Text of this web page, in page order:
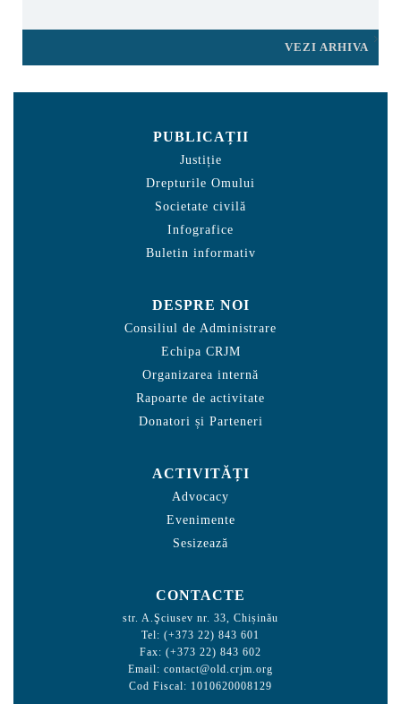
VEZI ARHIVA
PUBLICAȚII
Justiție
Drepturile Omului
Societate civilă
Infografice
Buletin informativ
DESPRE NOI
Consiliul de Administrare
Echipa CRJM
Organizarea internă
Rapoarte de activitate
Donatori și Parteneri
ACTIVITĂȚI
Advocacy
Evenimente
Sesizează
CONTACTE
str. A.Şciusev nr. 33, Chișinău
Tel: (+373 22) 843 601
Fax: (+373 22) 843 602
Email: contact@old.crjm.org
Cod Fiscal: 1010620008129